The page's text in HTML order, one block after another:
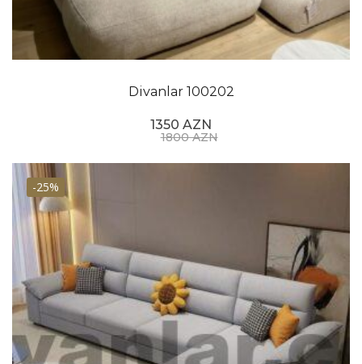
Divanlar 100202
1350 AZN
1800 AZN
-25%